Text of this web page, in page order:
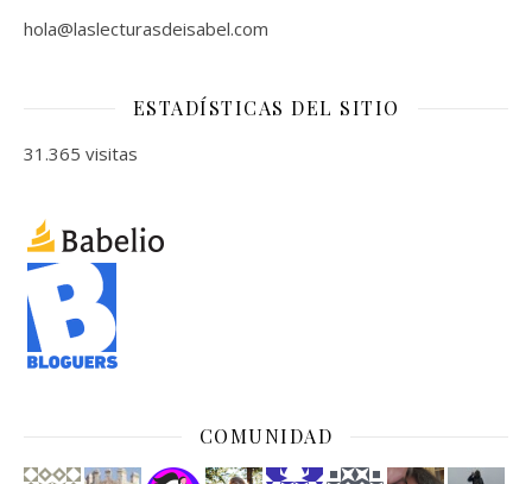
hola@laslecturasdeisabel.com
ESTADÍSTICAS DEL SITIO
31.365 visitas
COMUNIDAD